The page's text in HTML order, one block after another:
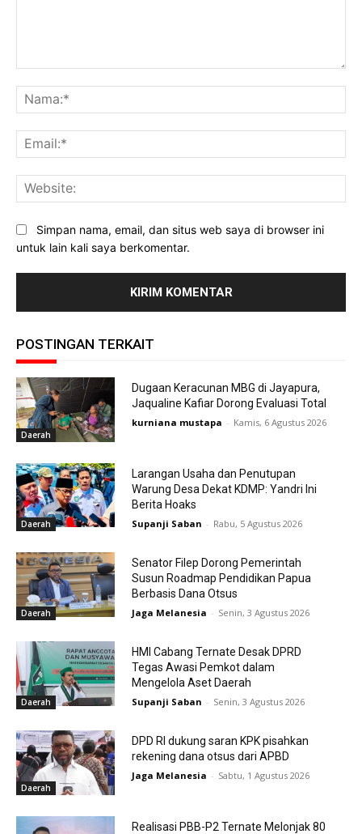
Simpan nama, email, dan situs web saya di browser ini
untuk lain kali saya berkomentar.
POSTINGAN TERKAIT
Daerah
Dugaan Keracunan MBG di Jayapura,
Jaqualine Kafiar Dorong Evaluasi Total
kurniana mustapa - Kamis, 6 Agustus 2026
Daerah
Larangan Usaha dan Penutupan
Warung Desa Dekat KDMP: Yandri Ini
Berita Hoaks
Supanji Saban - Rabu, 5 Agustus 2026
Daerah
Senator Filep Dorong Pemerintah
Susun Roadmap Pendidikan Papua
Berbasis Dana Otsus
Jaga Melanesia - Senin, 3 Agustus 2026
Daerah
HMI Cabang Ternate Desak DPRD
Tegas Awasi Pemkot dalam
Mengelola Aset Daerah
Supanji Saban - Senin, 3 Agustus 2026
Daerah
DPD RI dukung saran KPK pisahkan
rekening dana otsus dari APBD
Jaga Melanesia - Sabtu, 1 Agustus 2026
Realisasi PBB-P2 Ternate Melonjak 80